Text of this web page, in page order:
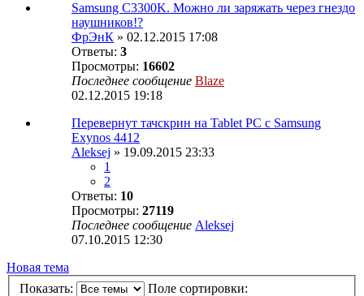
Samsung C3300K. Можно ли заряжать через гнездо
наушников!?
ФрЭнК » 02.12.2015 17:08
Ответы: 3
Просмотры: 16602
Последнее сообщение Blaze
02.12.2015 19:18
Перевернут тачскрин на Tablet PC с Samsung
Exynos 4412
Aleksej » 19.09.2015 23:33
1
2
Ответы: 10
Просмотры: 27119
Последнее сообщение Aleksej
07.10.2015 12:30
Новая тема
Показать:
Поле сортировки: